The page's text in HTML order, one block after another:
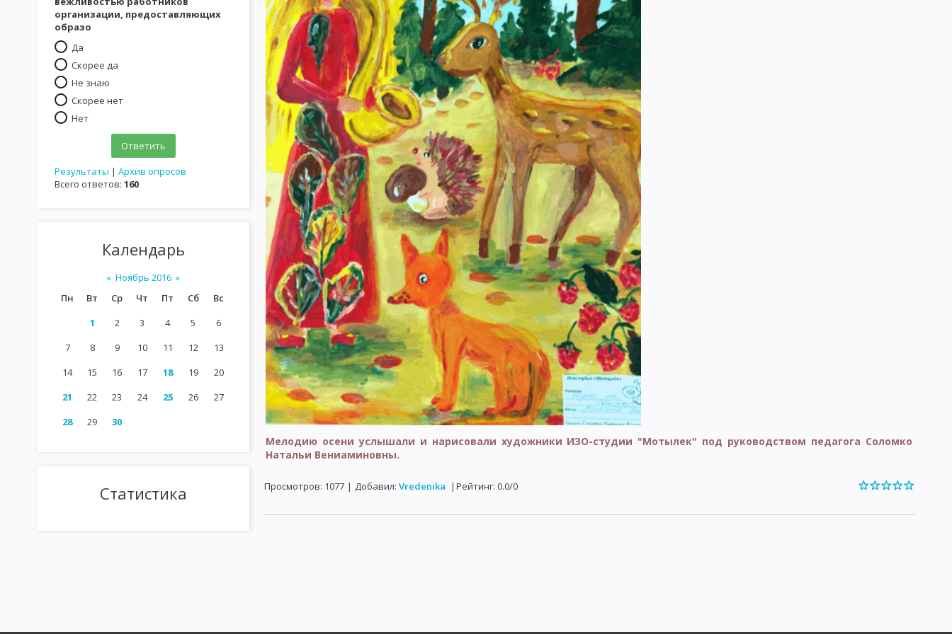
организации, предоставляющих
образо
Да
Скорее да
Не знаю
Скорее нет
Нет
Результаты | Архив опросов
Всего ответов: 160
Календарь
« Ноябрь 2016 »
Пн
Вт Ср Чт Пт Сб
Вс
1
2 3 4 5
6
7
8 9 10 11 12
13
14
15 16 17 18 19
20
21
22 23 24 25 26
27
28
29 30
Статистика
Мелодию осени услышали и нарисовали художники ИЗО-студии "Мотылек" под руководством педагога Соломко
Натальи Вениаминовны.
Просмотров: 1077 | Добавил: Vredenika | Рейтинг: 0.0/0